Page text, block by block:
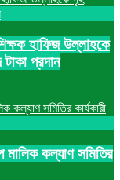
হাফিজ উল্লাহকে
প্রদান
মালিক কল্যাণ সমিতির